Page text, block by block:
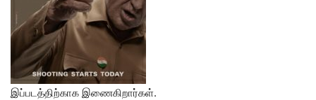
இப்படத்திற்காக இணைகிறார்கள்.